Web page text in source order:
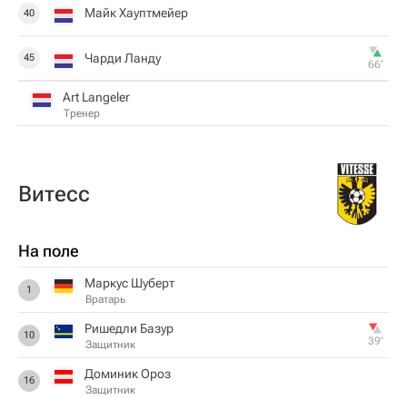
40 Майк Хауптмейер
45 Чарди Ланду 66‎’‎
Art Langeler
Тренер
Витесс
На поле
1 Маркус Шуберт
Вратарь
10 Ришедли Базур
Защитник 39‎’‎
16 Доминик Ороз
Защитник